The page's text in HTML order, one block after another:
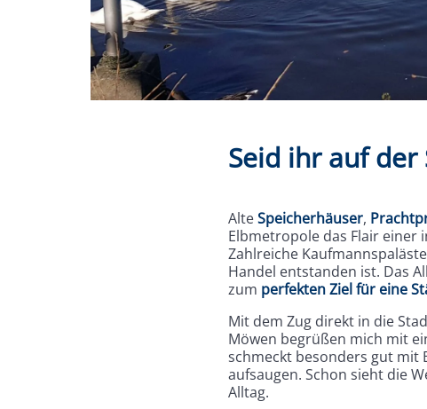
Seid ihr auf
AlteSpeicherhäuser,
Elbmetropole das Flair
Zahlreiche
Handel entstanden ist. Das
zum perfekten Ziel für eine
Mit dem Zug direkt in die
Möwen begrüßen mich mit
schmeckt besonders gut mit
aufsaugen. Schon sieht die
Alltag.